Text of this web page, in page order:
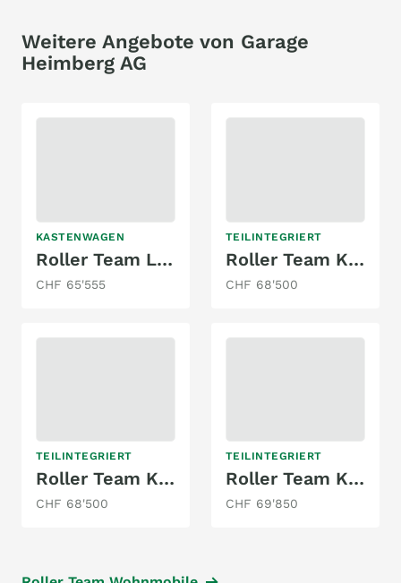
Weitere Angebote von Garage
Heimberg AG
KASTENWAGEN
Roller Team Livingstone Duo Advance 140PS
CHF 65'555
TEILINTEGRIERT
Roller Team Kronosfit 230 TL
CHF 68'500
TEILINTEGRIERT
Roller Team Kronosfit 281 TL mit Hubbett
CHF 68'500
TEILINTEGRIERT
Roller Team Kronos 285 TL
CHF 69'850